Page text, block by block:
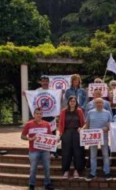
sobre el uso
esencial para la
ecosistemas
consumo más
más jóvenes.
transporte
Cercanías, ya
urbano del